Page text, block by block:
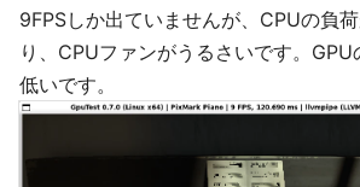
9FPSしか出ていませんが、CPUの負
り、CPUファンがうるさいです。GPU
低いです。